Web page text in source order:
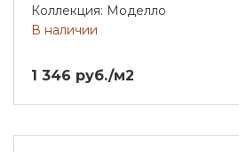
Коллекция: Моделло
В наличии
1 346 руб./м2